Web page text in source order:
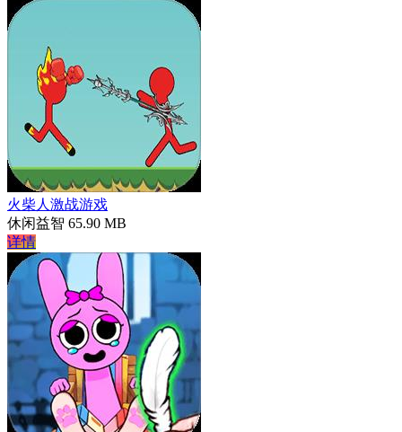
火柴人激战游戏
休闲益智 65.90 MB
详情